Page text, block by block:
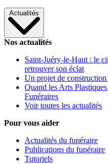
Actualités
Nos actualités
Saint-Juéry-le-Haut : le
retrouver son éclat
Un projet de
Quand les Arts
Funéraires
Voir toutes les actualités
Pour vous aider
Actualités du funéraire
Publications du funéraire
Tutoriels